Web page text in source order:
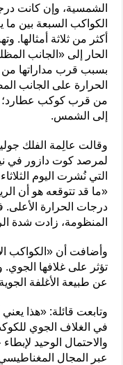
الشمسية، وإن كانت
الكواكب السبعة بين
أكثر من ثلاثة
الحار إلى «الجانب
بسبب قرب مداراتها من
الحرارة على الجانب
من قرب كوكب عطارد؛
إلى الشمس.
وقالت عالِمة الفلك
لمرصد كوت دازور في
التي نُشرت اليوم
«ما قد تتوقعه هو أن
درجات الحرارة الأعلى.
المنظومة، زادت شدة
وأضافت أن «الكواكب
تؤثر على غلافها الجوي.
عن طبيعة الأغلفة
وتابعت قائلة: «هذا
في الغلاف الجوي
والاحتمال الوحيد
عبر المجال